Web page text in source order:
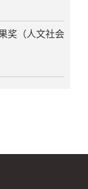
奖（人文社会